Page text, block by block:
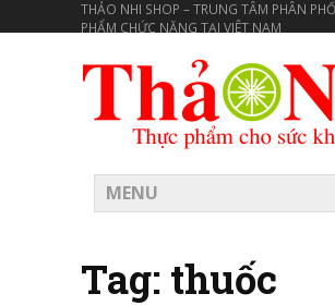
THẢO NHI SHOP – TRUNG TÂM PHÂN
PHẨM CHỨC NĂNG TẠI VIÊT NAM
MENU
Tag: thuốc